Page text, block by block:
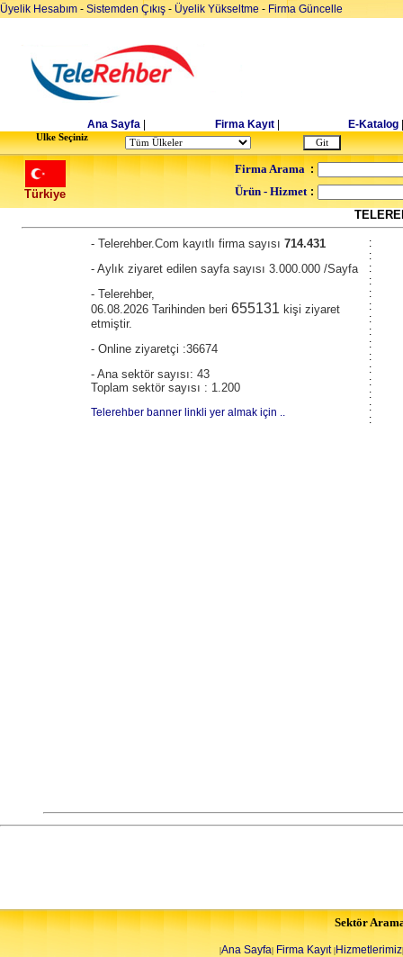
Üyelik Hesabım - Sistemden Çıkış - Üyelik Yükseltme - Firma Güncelle
Ana Sayfa Firma Kayıt E-Katalog
Ulke Seçiniz
Türkiye
Firma Arama :
Ürün - Hizmet :
- Telerehber.Com kayıtlı firma sayısı 714.431
- Aylık ziyaret edilen sayfa sayısı 3.000.000 /Sayfa
- Telerehber,
06.08.2026 Tarihinden beri 655131 kişi ziyaret
etmiştir.
- Online ziyaretçi :36674
- Ana sektör sayısı: 43
Toplam sektör sayısı : 1.200
Telerehber banner linkli yer almak için ..
:
:
:
:
:
:
:
:
:
:
:
:
:
:
:
Sektör
|Ana Sayfa| Firma Kayıt|Hizmetlerimiz|